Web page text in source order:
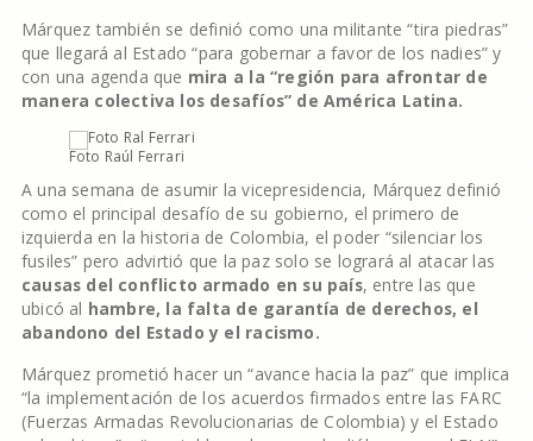
Márquez también se definió como una militante “tira piedras”
que llegará al Estado “para gobernar a favor de los nadies” y
con una agenda que mira a la “región para afrontar de
manera colectiva los desafíos” de América Latina.
Foto Raúl Ferrari
A una semana de asumir la vicepresidencia, Márquez definió
como el principal desafío de su gobierno, el primero de
izquierda en la historia de Colombia, el poder “silenciar los
fusiles” pero advirtió que la paz solo se logrará al atacar las
causas del conflicto armado en su país, entre las que
ubicó al hambre, la falta de garantía de derechos, el
abandono del Estado y el racismo.
Márquez prometió hacer un “avance hacia la paz” que implica
“la implementación de los acuerdos firmados entre las FARC
(Fuerzas Armadas Revolucionarias de Colombia) y el Estado